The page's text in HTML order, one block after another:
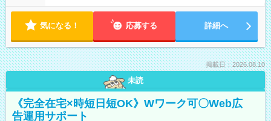
気になる！ 応募する 詳細へ
掲載日：2026.08.10
未読
《完全在宅×時短日短OK》Wワーク可〇Web広
告運用サポート